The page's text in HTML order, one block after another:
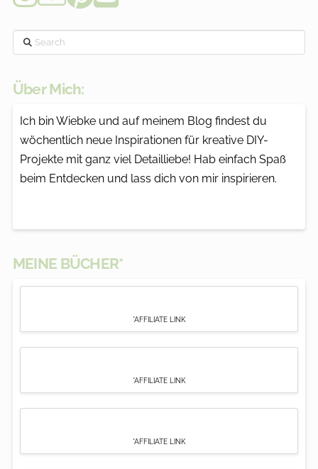
Search
Über Mich:
Ich bin Wiebke und auf meinem Blog findest du
wöchentlich neue Inspirationen für kreative DIY-
Projekte mit ganz viel Detailliebe! Hab einfach Spaß
beim Entdecken und lass dich von mir inspirieren.
MEINE BÜCHER*
*AFFILIATE LINK
*AFFILIATE LINK
*AFFILIATE LINK